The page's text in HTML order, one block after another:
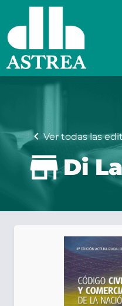
chevron_leftVer todas las
Di